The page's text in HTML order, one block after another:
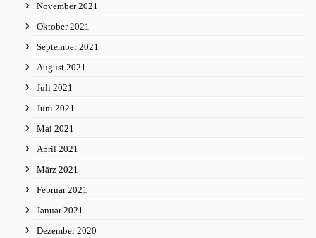
November 2021
Oktober 2021
September 2021
August 2021
Juli 2021
Juni 2021
Mai 2021
April 2021
März 2021
Februar 2021
Januar 2021
Dezember 2020